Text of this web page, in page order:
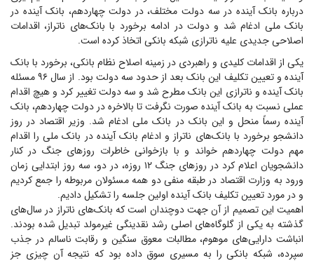
درباره بانک آینده در سه دولت مختلف، در دولت چهاردهم، بانک آینده در
بانک ملی ادغام شد و دولت در ادامه برخورد با بانک‌های ناتراز، اقدامات
اصلاحی جدیدی علیه ناترازی شبکه بانکی اتخاذ کرده است.
یکی از اقدامات کلیدی و راهبردی در زمینه اصلاح نظام بانکی، برخورد با بانک
آینده و تعیین تکلیف این بانک بعد از حدود سه دولت بود. از سال ۹۶ مسئله
بانک آینده و ناترازی این بانک مطرح شد و سه دولت تغییر کرد و هیچ اقدام
عملی نسبت به بانک آینده صورت نگرفت تا بالاخره در دولت چهاردهم، بانک
آینده رسماً منحل و این بانک در بانک ملی ادغام شد. وزیر اقتصاد در روز
دانشجو برخورد با بانک‌های ناتراز و ادغام بانک آینده در بانک ملی را اقدام
مهم دولت چهاردهم خواند و با بازخوانی خاطرات روز‌های جنگ در کنار
دانشجویان اعلام کرد در روز‌های جنگ ۱۲ روزه، در دو، سه روز ابتدایی زمان
ورود به وزارت اقتصاد در طبقه منفی دو همه مسئولان مربوطه را جمع کردیم
و در مورد تعیین تکلیف بانک آینده اولین جلسه را تشکیل دادیم.
اهمیت این تصمیم از آن جهت دوچندان است که بانک‌های ناتراز در سال‌های
گذشته به یکی از گلوگاه‌های اصلی رشد نقدینگی غیرمولد تبدیل شده بودند.
انباشت دارایی‌های موهوم، مطالبات معوق سنگین و رقابت ناسالم در جذب
سپرده، شبکه بانکی را به مسیری سوق داده بود که نتیجه آن چیزی جز